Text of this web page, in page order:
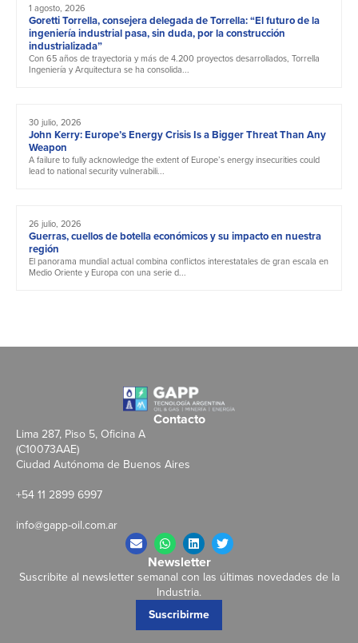
1 agosto, 2026
Goretti Torrella, consejera delegada de Torrella: “El futuro de la
ingeniería industrial pasa, sin duda, por la construcción
industrializada”
Con 65 años de trayectoria y más de 4.200 proyectos desarrollados, Torrella
Ingeniería y Arquitectura se ha consolida...
30 julio, 2026
John Kerry: Europe’s Energy Crisis Is a Bigger Threat Than Any
Weapon
A failure to fully acknowledge the extent of Europe’s energy insecurities could
lead to national security vulnerabili...
26 julio, 2026
Guerras, cuellos de botella económicos y su impacto en nuestra
región
El panorama mundial actual combina conflictos interestatales de gran escala en
Medio Oriente y Europa con una serie d...
Contacto
Lima 287, Piso 5, Oficina A
(C10073AAE)
Ciudad Autónoma de Buenos Aires
+54 11 2899 6997
info@gapp-oil.com.ar
Newsletter
Suscribite al newsletter semanal con las últimas novedades de la
Industria.
Suscribirme